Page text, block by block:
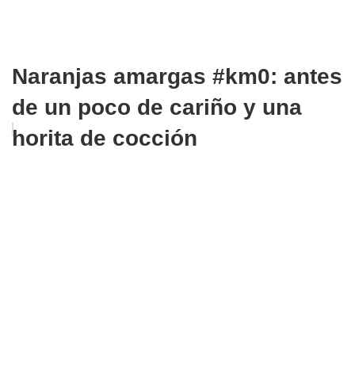
Naranjas amargas #km0: antes
de un poco de cariño y una
horita de cocción